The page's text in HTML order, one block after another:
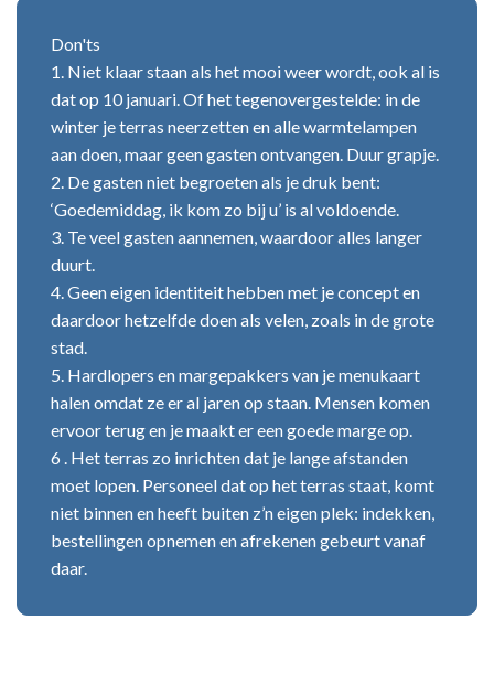
Don'ts
1. Niet klaar staan als het mooi weer wordt, ook al is
dat op 10 januari. Of het tegenovergestelde: in de
winter je terras neerzetten en alle warmtelampen
aan doen, maar geen gasten ontvangen. Duur grapje.
2. De gasten niet begroeten als je druk bent:
‘Goedemiddag, ik kom zo bij u’ is al voldoende.
3. Te veel gasten aannemen, waardoor alles langer
duurt.
4. Geen eigen identiteit hebben met je concept en
daardoor hetzelfde doen als velen, zoals in de grote
stad.
5. Hardlopers en margepakkers van je menukaart
halen omdat ze er al jaren op staan. Mensen komen
ervoor terug en je maakt er een goede marge op.
6 . Het terras zo inrichten dat je lange afstanden
moet lopen. Personeel dat op het terras staat, komt
niet binnen en heeft buiten z’n eigen plek: indekken,
bestellingen opnemen en afrekenen gebeurt vanaf
daar.